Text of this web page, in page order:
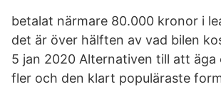
betalat närmare 80.000 kronor i
det är över hälften av vad bilen
5 jan 2020 Alternativen till att äga
fler och den klart populäraste